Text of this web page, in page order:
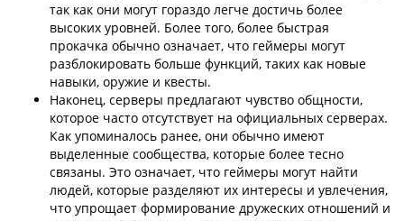
так как они могут гораздо легче достичь более
высоких уровней. Более того, более быстрая
прокачка обычно означает, что геймеры могут
разблокировать больше функций, таких как новые
навыки, оружие и квесты.
Наконец, серверы предлагают чувство общности,
которое часто отсутствует на официальных серверах.
Как упоминалось ранее, они обычно имеют
выделенные сообщества, которые более тесно
связаны. Это означает, что геймеры могут найти
людей, которые разделяют их интересы и увлечения,
что упрощает формирование дружеских отношений и